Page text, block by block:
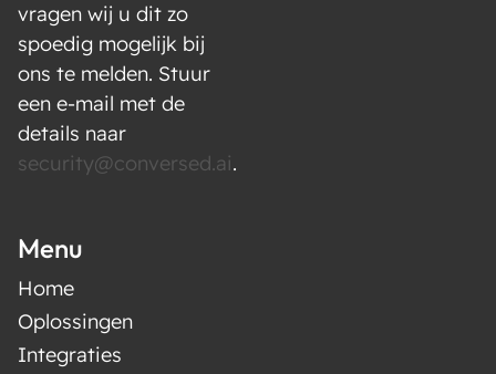
vragen wij u dit zo
spoedig mogelijk bij
ons te melden. Stuur
een e-mail met de
details naar
security@conversed.ai.
Menu
Home
Oplossingen
Integraties